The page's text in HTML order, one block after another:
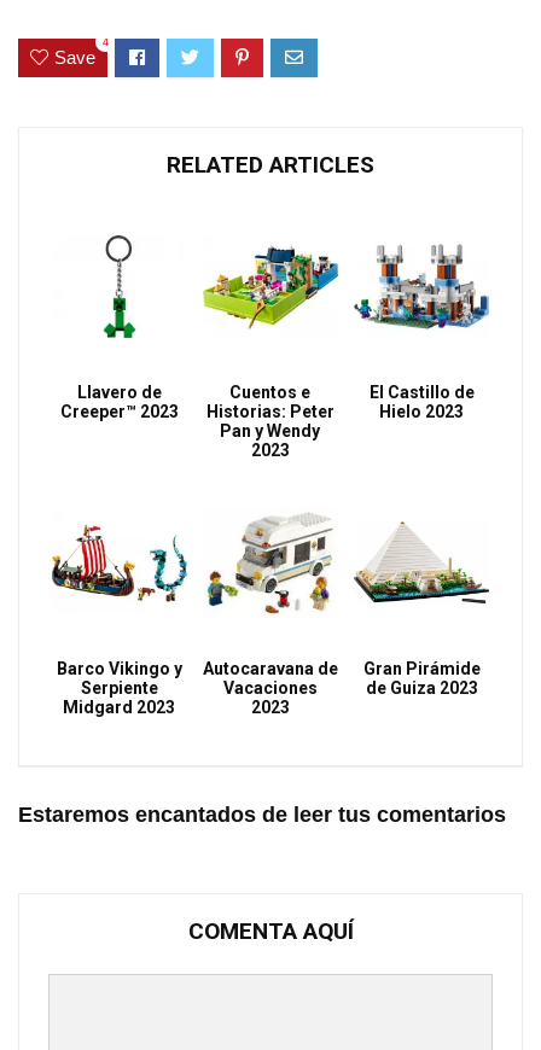
Save
4
RELATED ARTICLES
Llavero de
Creeper™ 2023
Cuentos e
Historias: Peter
Pan y Wendy
2023
El Castillo de
Hielo 2023
Barco Vikingo y
Serpiente
Midgard 2023
Autocaravana de
Vacaciones
2023
Gran Pirámide
de Guiza 2023
Estaremos encantados de leer tus comentarios
COMENTA AQUÍ